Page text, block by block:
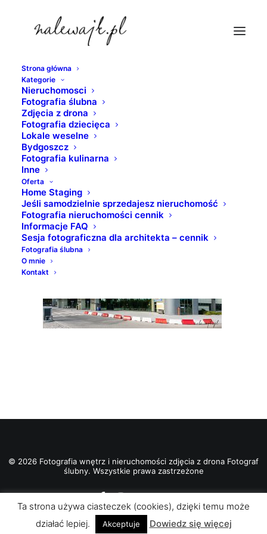
Strona główna
Kategorie
Nieruchomosci
Fotografia ślubna
Zdjęcia z drona
Fotografia dziecięca
Lokale weselne
Bydgoszcz
Fotografia kulinarna
Inne
Oferta
Home Staging
Jeśli samodzielnie sprzedajesz nieruchomość
Fotografia nieruchomości cennik
Informacje FAQ
Sesja fotograficzna dla architekta – cennik
Fotografia ślubna
O mnie
Kontakt
Strona Główna
Kostka brukowa | Chodnikowe płyty betonowe | Sesja
fotograficzna inwestycji
© 2026 Fotografia wnętrz i nieruchomości zdjęcia z drona Fotograf
ślubny. Wszystkie prawa zastrzeżone
Ta strona używa ciasteczek (cookies), dzięki temu może
działać lepiej.
Akceptuje Dowiedz się więcej